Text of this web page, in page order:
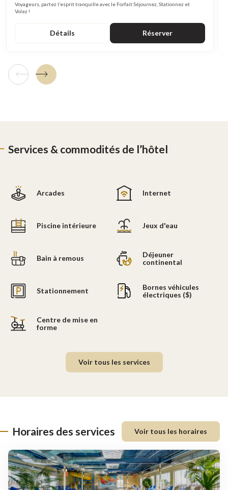
Voyageurs, partez l’esprit tranquille avec le Forfait Séjournez, Stationnez et
Volez !
Détails Réserver
Tuile précédente
Tuile suivante
Services & commodités de l’hôtel
Arcades Internet
Piscine intérieure Jeux d'eau
Bain à remous
Déjeuner
continental
Stationnement
Bornes véhicules
électriques ($)
Centre de mise en
forme
Voir tous les services
Horaires des services Voir tous les horaires